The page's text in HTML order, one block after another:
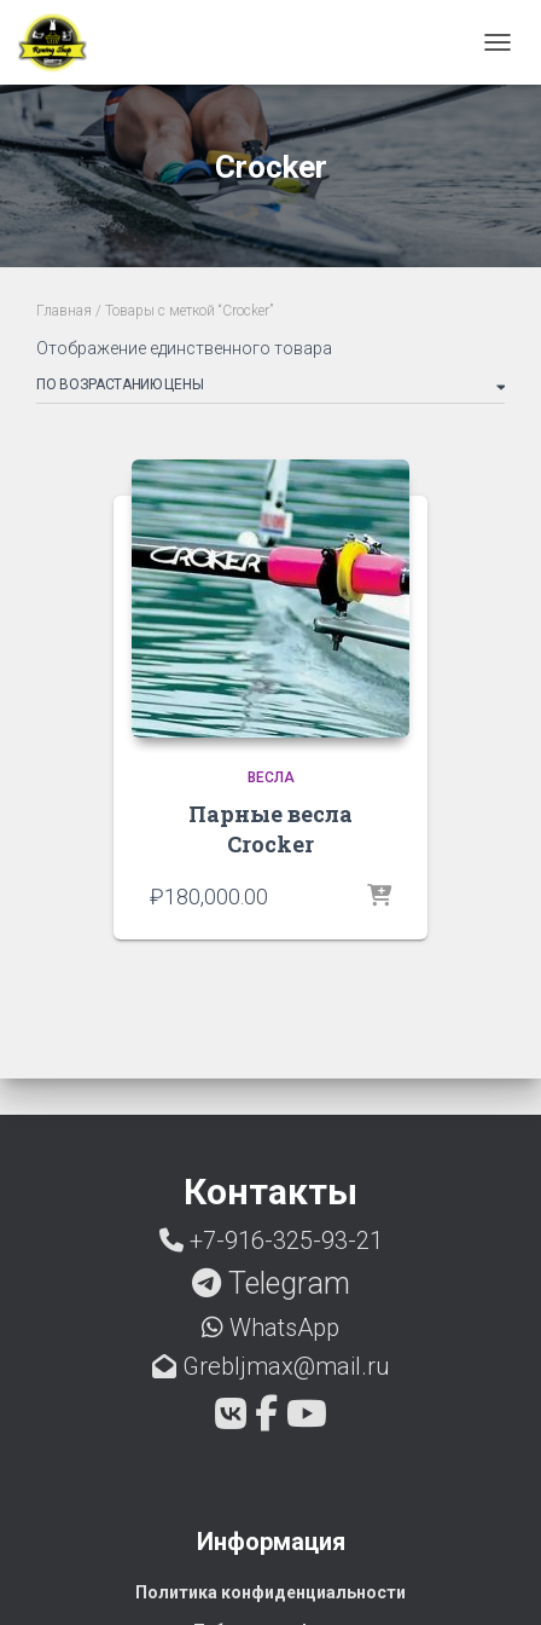
Crocker
Главная / Товары с меткой “Crocker”
Отображение единственного товара
ВЕСЛА
Парные весла
Crocker
₽180,000.00
Контакты
+7-916-325-93-21
Telegram
WhatsApp
Grebljmax@mail.ru
Информация
Политика конфиденциальности